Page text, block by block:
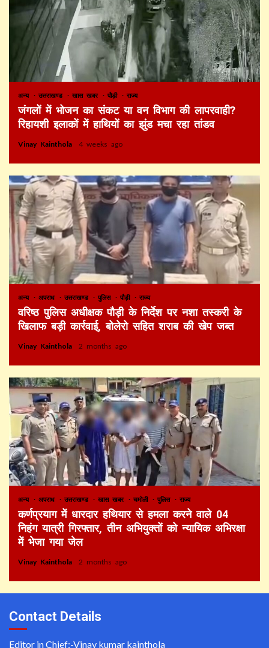
अन्य उत्तराखण्ड खास खबर पौड़ी राज्य
जंगलों में भोजन का संकट या वन विभाग की लापरवाही?
रिहायशी इलाकों में हाथियों का झुंड मचा रहा तांडव
Vinay Kainthola 4 weeks ago
अन्य अपराध उत्तराखण्ड पुलिस पौड़ी राज्य
वरिष्ठ पुलिस अधीक्षक पौड़ी के निर्देश पर नशा तस्करी के
खिलाफ बड़ी कार्रवाई, बोलेरो सहित शराब की खेप जब्त
Vinay Kainthola 2 months ago
अन्य अपराध उत्तराखण्ड खास खबर चमोली पुलिस राज्य
कर्णप्रयाग में धारदार हथियार से हमला करने वाले 04
निहंग यात्री गिरफ्तार, तीन अभियुक्तों को न्यायिक अभिरक्षा
में भेजा गया जेल
Vinay Kainthola 2 months ago
Contact Details
Editor in Chief:-Vinay kumar kainthola